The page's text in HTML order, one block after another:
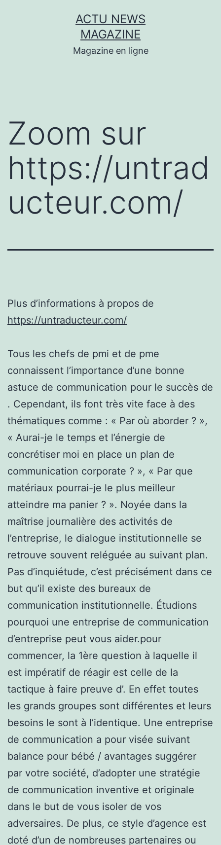
ACTU NEWS
MAGAZINE
Magazine en ligne
Zoom sur
https://untrad
ucteur.com/
Plus d’informations à propos de
https://untraducteur.com/
Tous les chefs de pmi et de pme
connaissent l’importance d’une bonne
astuce de communication pour le succès de
. Cependant, ils font très vite face à des
thématiques comme : « Par où aborder ? »,
« Aurai-je le temps et l’énergie de
concrétiser moi en place un plan de
communication corporate ? », « Par que
matériaux pourrai-je le plus meilleur
atteindre ma panier ? ». Noyée dans la
maîtrise journalière des activités de
l’entreprise, le dialogue institutionnelle se
retrouve souvent reléguée au suivant plan.
Pas d’inquiétude, c’est précisément dans ce
but qu’il existe des bureaux de
communication institutionnelle. Étudions
pourquoi une entreprise de communication
d’entreprise peut vous aider.pour
commencer, la 1ère question à laquelle il
est impératif de réagir est celle de la
tactique à faire preuve d’. En effet toutes
les grands groupes sont différentes et leurs
besoins le sont à l’identique. Une entreprise
de communication a pour visée suivant
balance pour bébé / avantages suggérer
par votre société, d’adopter une stratégie
de communication inventive et originale
dans le but de vous isoler de vos
adversaires. De plus, ce style d’agence est
doté d’un de nombreuses partenaires ou